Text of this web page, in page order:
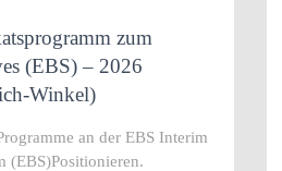
zum
(EBS) – 2026
Winkel)
an der EBS Interim
(EBS)Positionieren.